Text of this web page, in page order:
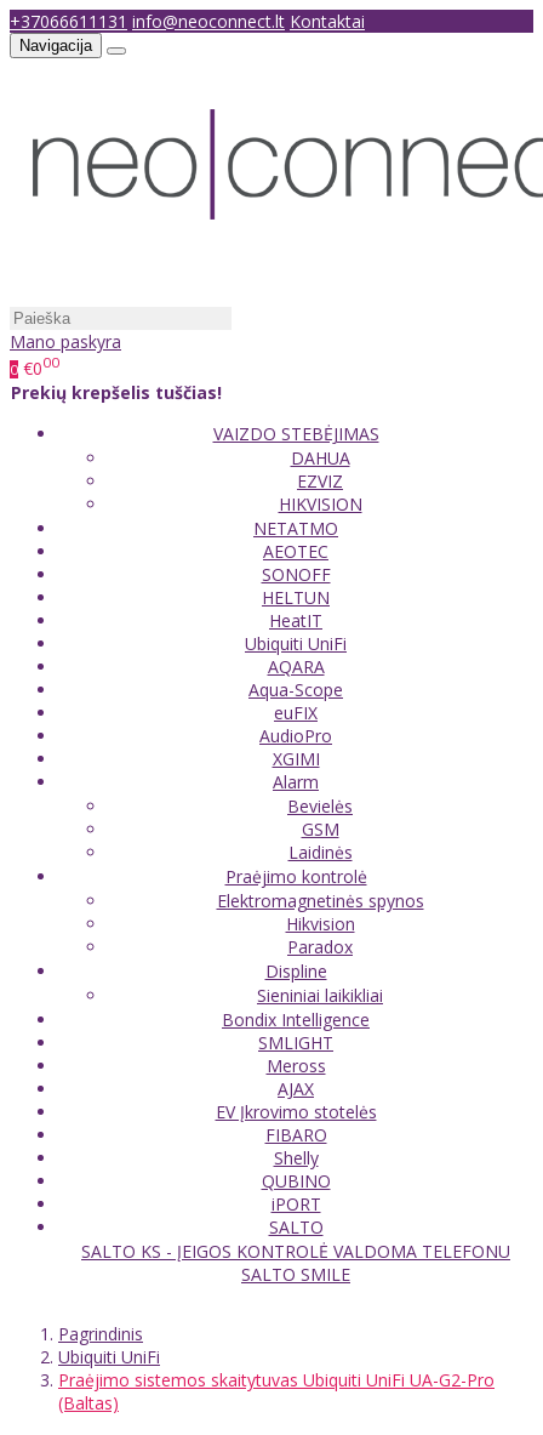
+37066611131 info@neoconnect.lt Kontaktai
Navigacija
Mano paskyra
0 €000
Prekių krepšelis tuščias!
VAIZDO STEBĖJIMAS
DAHUA
EZVIZ
HIKVISION
NETATMO
AEOTEC
SONOFF
HELTUN
HeatIT
Ubiquiti UniFi
AQARA
Aqua-Scope
euFIX
AudioPro
XGIMI
Alarm
Bevielės
GSM
Laidinės
Praėjimo kontrolė
Elektromagnetinės spynos
Hikvision
Paradox
Displine
Sieniniai laikikliai
Bondix Intelligence
SMLIGHT
Meross
AJAX
EV Įkrovimo stotelės
FIBARO
Shelly
QUBINO
iPORT
SALTO
SALTO KS - ĮEIGOS KONTROLĖ VALDOMA TELEFONU
SALTO SMILE
Pagrindinis
Ubiquiti UniFi
Praėjimo sistemos skaitytuvas Ubiquiti UniFi UA-G2-Pro
(Baltas)